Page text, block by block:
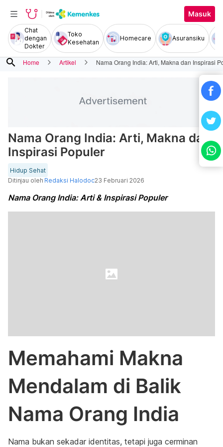
Masuk
Chat
dengan
Dokter
Toko
Kesehatan
Homecare Asuransiku
search Home Artikel Nama Orang India: Arti, Makna dan Inspirasi
Nama Orang India: Arti, Makna dan
Inspirasi Populer
Hidup Sehat
Ditinjau oleh Redaksi Halodoc23 Februari 2026
Nama Orang India: Arti & Inspirasi Populer
Memahami Makna
Mendalam di Balik
Nama Orang India
Nama bukan sekadar identitas, tetapi juga cerminan